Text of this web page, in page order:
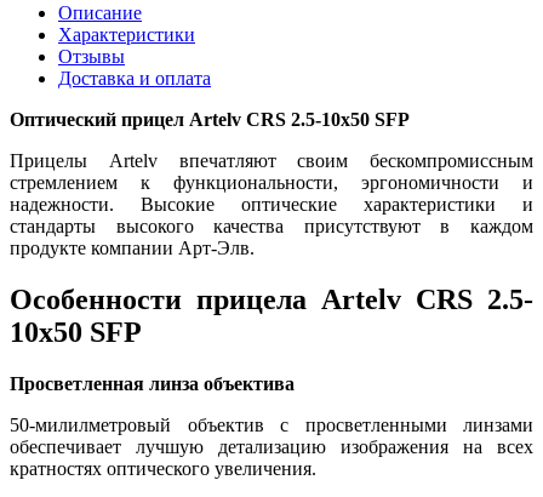
Описание
Характеристики
Отзывы
Доставка и оплата
Оптический прицел Artelv CRS 2.5-10x50 SFP
Прицелы Artelv впечатляют своим бескомпромиссным
стремлением к функциональности, эргономичности и
надежности. Высокие оптические характеристики и
стандарты высокого качества присутствуют в каждом
продукте компании Арт-Элв.
Особенности прицела Artelv CRS 2.5-
10x50 SFP
Просветленная линза объектива
50-милилметровый объектив с просветленными линзами
обеспечивает лучшую детализацию изображения на всех
кратностях оптического увеличения.